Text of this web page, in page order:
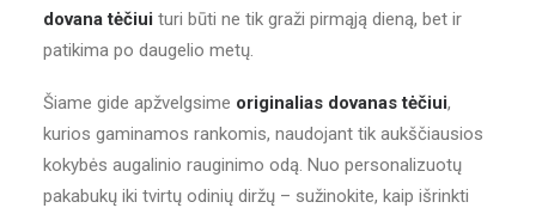
dovana tėčiui turi būti ne tik graži pirmąją dieną, bet ir
patikima po daugelio metų.
Šiame gide apžvelgsime originalias dovanas tėčiui,
kurios gaminamos rankomis, naudojant tik aukščiausios
kokybės augalinio rauginimo odą. Nuo personalizuotų
pakabukų iki tvirtų odinių diržų – sužinokite, kaip išrinkti